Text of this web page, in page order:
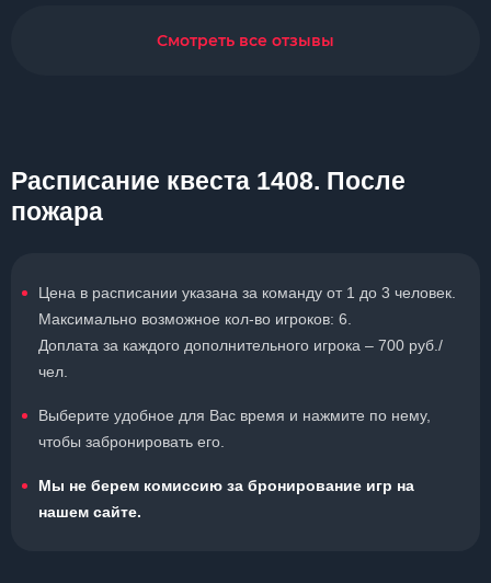
Смотреть все отзывы
Расписание квеста 1408. После
пожара
Цена в расписании указана за команду от 1 до 3 человек.
Максимально возможное кол-во игроков: 6.
Доплата за каждого дополнительного игрока – 700 руб./
чел.
Выберите удобное для Вас время и нажмите по нему,
чтобы забронировать его.
Мы не берем комиссию за бронирование игр на
нашем сайте.